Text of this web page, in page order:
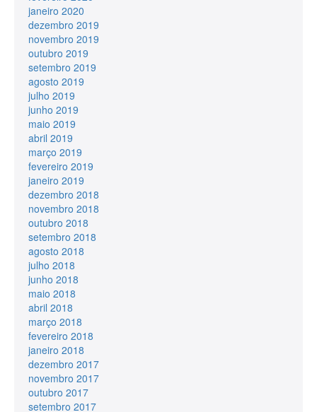
janeiro 2020
dezembro 2019
novembro 2019
outubro 2019
setembro 2019
agosto 2019
julho 2019
junho 2019
maio 2019
abril 2019
março 2019
fevereiro 2019
janeiro 2019
dezembro 2018
novembro 2018
outubro 2018
setembro 2018
agosto 2018
julho 2018
junho 2018
maio 2018
abril 2018
março 2018
fevereiro 2018
janeiro 2018
dezembro 2017
novembro 2017
outubro 2017
setembro 2017